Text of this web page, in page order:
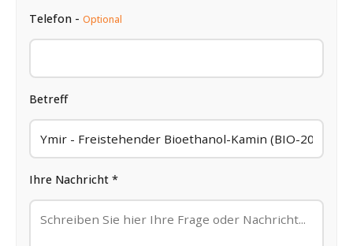
Telefon - Optional
Betreff
Ihre Nachricht *